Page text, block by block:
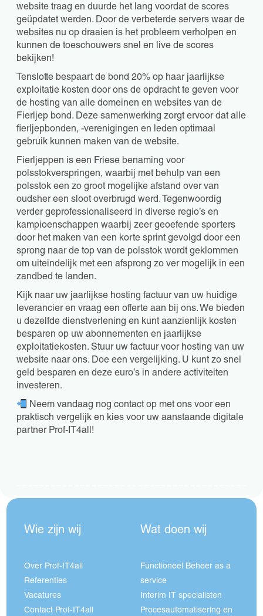
website traag en duurde het lang voordat de scores
geüpdatet werden. Door de verbeterde servers waar de
websites nu op draaien is het probleem verholpen en
kunnen de toeschouwers snel en live de scores
bekijken!
Tenslotte bespaart de bond 20% op haar jaarlijkse
exploitatie kosten door ons de opdracht te geven voor
de hosting van alle domeinen en websites van de
Fierljep bond. Deze samenwerking zorgt ervoor dat alle
fierljepbonden, -verenigingen en leden optimaal
gebruik kunnen maken van de website.
Fierljeppen is een Friese benaming voor
polsstokverspringen, waarbij met behulp van een
polsstok een zo groot mogelijke afstand over van
oudsher een sloot overbrugd werd. Tegenwoordig
verder geprofessionaliseerd in diverse regio’s en
kampioenschappen waarbij zeer geoefende sporters
door het maken van een korte sprint gevolgd door een
sprong naar de top van de polsstok wordt geklommen
om uiteindelijk met een afsprong zo ver mogelijk in een
zandbed te landen.
Kijk naar uw jaarlijkse hosting factuur van uw huidige
leverancier en vraag een offerte aan bij ons. We bieden
u dezelfde dienstverlening en kunt aanzienlijk kosten
besparen op uw abonnementen en jaarlijkse
exploitatiekosten. Stuur uw factuur voor hosting van uw
website naar ons. Doe een vergelijking. U kunt zo snel
geld besparen en deze euro’s in andere activiteiten
investeren.
Neem vandaag nog contact op met ons voor een
praktisch vergelijk en kies voor uw aanstaande digitale
partner Prof-IT4all!
Wie zijn wij
Over Prof-IT4all
Referenties
Vacatures
Contact Prof-IT4all
Wat doen wij
Functioneel Beheer as a
service
Interim IT specialisten
Procesautomatisering en